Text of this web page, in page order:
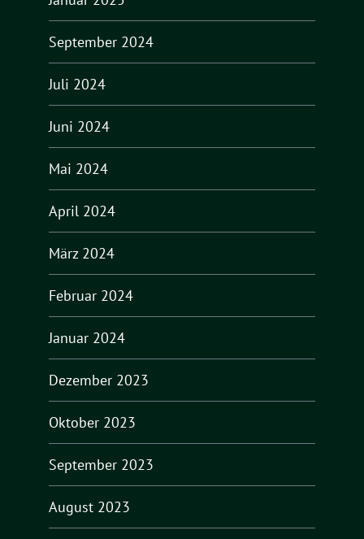
September 2024
Juli 2024
Juni 2024
Mai 2024
April 2024
März 2024
Februar 2024
Januar 2024
Dezember 2023
Oktober 2023
September 2023
August 2023